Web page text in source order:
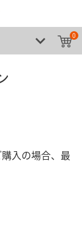
0
入の場合、最